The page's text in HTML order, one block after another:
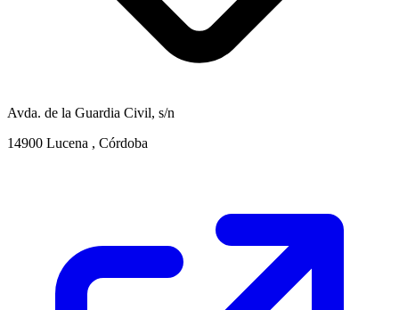
Avda. de la Guardia Civil, s/n
14900 Lucena , Córdoba